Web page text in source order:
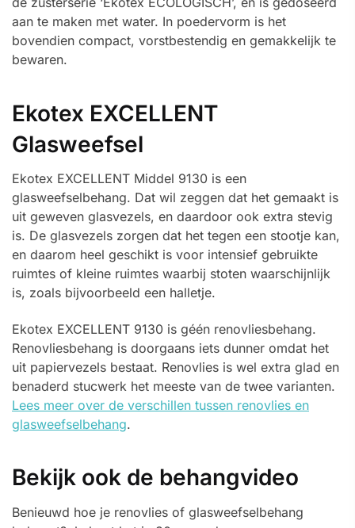
aan te maken met water. In poedervorm is het
bovendien compact, vorstbestendig en gemakkelijk te
bewaren.
Ekotex EXCELLENT
Glasweefsel
Ekotex EXCELLENT Middel 9130 is een
glasweefselbehang. Dat wil zeggen dat het gemaakt is
uit geweven glasvezels, en daardoor ook extra stevig
is. De glasvezels zorgen dat het tegen een stootje kan,
en daarom heel geschikt is voor intensief gebruikte
ruimtes of kleine ruimtes waarbij stoten waarschijnlijk
is, zoals bijvoorbeeld een halletje.
Ekotex EXCELLENT 9130 is géén renovliesbehang.
Renovliesbehang is doorgaans iets dunner omdat het
uit papiervezels bestaat. Renovlies is wel extra glad en
benaderd stucwerk het meeste van de twee varianten.
Lees meer over de verschillen tussen renovlies en
glasweefselbehang.
Bekijk ook de behangvideo
Benieuwd hoe je renovlies of glasweefselbehang